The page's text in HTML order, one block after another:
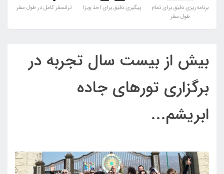
برنامه‌ریزی دقیق برای تمام
طول سفر
پیگیری دقیق برای اخذ ویزا ترانسفر کامل در طول سفر
بیش از بیست سال تجربه در
برگزاری تورهای جاده
ابریشم...